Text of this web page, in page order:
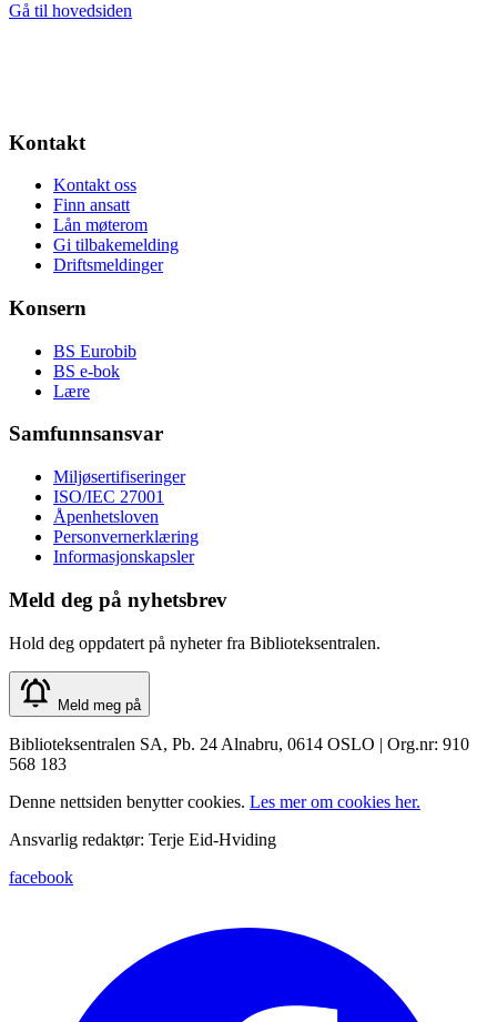
Gå til hovedsiden
Kontakt
Kontakt oss
Finn ansatt
Lån møterom
Gi tilbakemelding
Driftsmeldinger
Konsern
BS Eurobib
BS e-bok
Lære
Samfunnsansvar
Miljøsertifiseringer
ISO/IEC 27001
Åpenhetsloven
Personvernerklæring
Informasjonskapsler
Meld deg på nyhetsbrev
Hold deg oppdatert på nyheter fra Biblioteksentralen.
Meld meg på
Biblioteksentralen SA, Pb. 24 Alnabru, 0614 OSLO | Org.nr: 910
568 183
Denne nettsiden benytter cookies. Les mer om cookies her.
Ansvarlig redaktør: Terje Eid-Hviding
facebook